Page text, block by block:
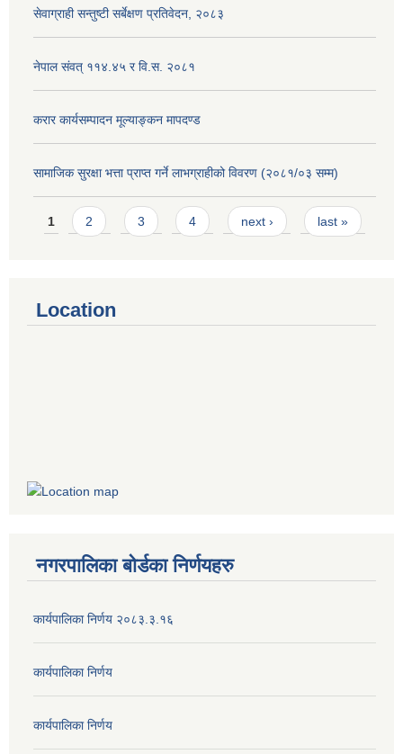
सेवाग्राही सन्तुष्टी सर्बेक्षण प्रतिवेदन, २०८३
नेपाल संवत् ११४.४५ र वि.स. २०८१
करार कार्यसम्पादन मूल्याङ्कन मापदण्ड
सामाजिक सुरक्षा भत्ता प्राप्त गर्ने लाभग्राहीको विवरण (२०८१/०३ सम्म)
Pages
1 2 3 4 next › last »
Location
नगरपालिका बोर्डका निर्णयहरु
कार्यपालिका निर्णय २०८३.३.१६
कार्यपालिका निर्णय
कार्यपालिका निर्णय